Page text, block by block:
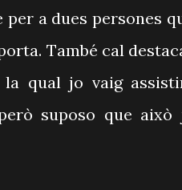
per a dues persones
També cal
qual jo vaig
suposo que això